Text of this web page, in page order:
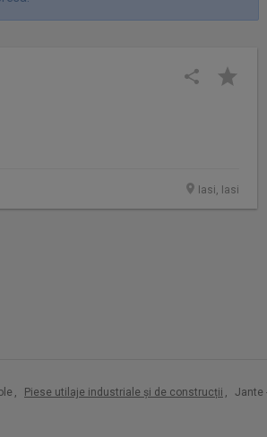
Iasi, Iasi
, Piese utilaje industriale și de construcții , Jante